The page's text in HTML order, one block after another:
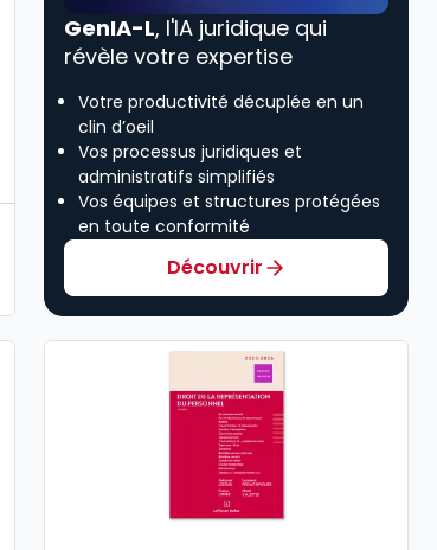
Dès
GenIA-L, l'IA juridique qui
révèle votre expertise
Votre productivité décuplée en un
clin d’oeil
Vos processus juridiques et
administratifs simplifiés
Vos équipes et structures protégées
en toute conformité
Découvrir